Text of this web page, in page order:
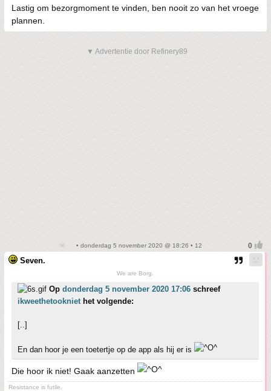
Lastig om bezorgmoment te vinden, ben nooit zo van het vroege
plannen.
▼ Advertentie door Refinery89
• donderdag 5 november 2020 @ 18:26 • 12
Seven.
We are Borg.
Op donderdag 5 november 2020 17:06 schreef
ikweethetookniethet volgende:
[..]
En dan hoor je een toetertje op de app als hij er is
Die hoor ik niet! Gaak aanzetten
Resistance is futile.